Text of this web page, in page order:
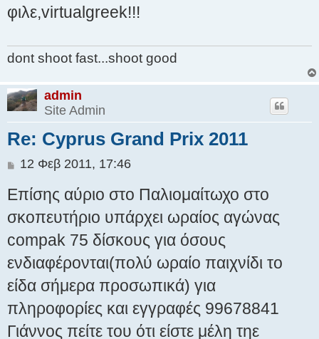
φιλε,virtualgreek!!!
dont shoot fast...shoot good
admin
Site Admin
Re: Cyprus Grand Prix 2011
Δ
μ
σ
ί
υ
σ
12 Φεβ 2011, 17:46
Επίσης αύριο στο Παλιομαίτωχο στο
σκοπευτήριο υπάρχει ωραίος αγώνας
compak 75 δίσκους για όσους
ενδιαφέρονται(πολύ ωραίο παιχνίδι το
είδα σήμερα προσωπικά) για
πληροφορίες και εγγραφές 99678841
Γιάννος πείτε του ότι είστε μέλη τηε